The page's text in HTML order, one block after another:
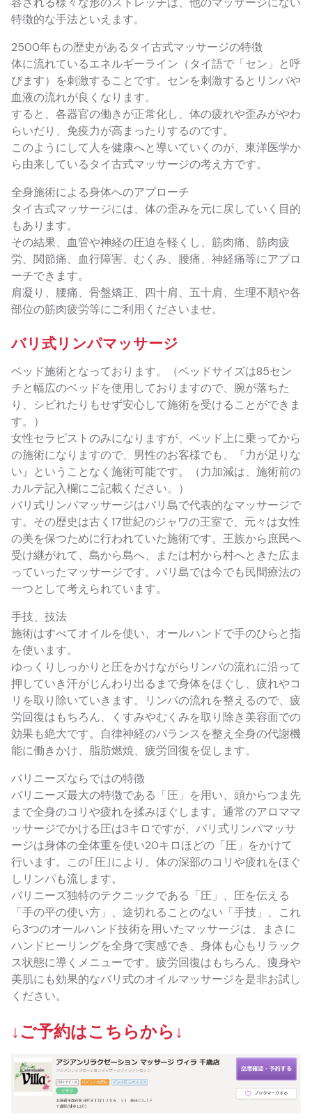
特徴的な手法といえます。
2500年もの歴史があるタイ古式マッサージの特徴
体に流れているエネルギーライン（タイ語で「セン」と呼
びます）を刺激することです。センを刺激するとリンパや
血液の流れが良くなります。
すると、各器官の働きが正常化し、体の疲れや歪みがやわ
らいだり、免疫力が高まったりするのです。
このようにして人を健康へと導いていくのが、東洋医学か
ら由来しているタイ古式マッサージの考え方です。
全身施術による身体へのアプローチ
タイ古式マッサージには、体の歪みを元に戻していく目的
もあります。
その結果、血管や神経の圧迫を軽くし、筋肉痛、筋肉疲
労、関節痛、血行障害、むくみ、腰痛、神経痛等にアプロ
ーチできます。
肩凝り、腰痛、骨盤矯正、四十肩、五十肩、生理不順や各
部位の筋肉疲労等にご利用くださいませ。
バリ式リンパマッサージ
ベッド施術となっております。（ベッドサイズは85セン
チと幅広のベッドを使用しておりますので、腕が落ちた
り、シビれたりもせず安心して施術を受けることができま
す。）
女性セラピストのみになりますが、ベッド上に乗ってから
の施術になりますので、男性のお客様でも、『力が足りな
い』ということなく施術可能です。（力加減は、施術前の
カルテ記入欄にご記載ください。）
バリ式リンパマッサージはバリ島で代表的なマッサージで
す。その歴史は古く17世紀のジャワの王室で、元々は女性
の美を保つために行われていた施術です。王族から庶民へ
受け継がれて、島から島へ、または村から村へときた広ま
っていったマッサージです。バリ島では今でも民間療法の
一つとして考えられています。
手技、技法
施術はすべてオイルを使い、オールハンドで手のひらと指
を使います。
ゆっくりしっかりと圧をかけながらリンパの流れに沿って
押していき汗がじんわり出るまで身体をほぐし、疲れやコ
リを取り除いていきます。リンパの流れを整えるので、疲
労回復はもちろん、くすみやむくみを取り除き美容面での
効果も絶大です。自律神経のバランスを整え全身の代謝機
能に働きかけ、脂肪燃焼、疲労回復を促します。
バリニーズならではの特徴
バリニーズ最大の特徴である「圧」を用い、頭からつま先
まで全身のコリや疲れを揉みほぐします。通常のアロママ
ッサージでかける圧は3キロですが、バリ式リンパマッサ
ージは身体の全体重を使い20キロほどの「圧」をかけて
行います。この｢圧｣により、体の深部のコリや疲れをほぐ
しリンパも流します。
バリニーズ独特のテクニックである「圧」、圧を伝える
「手の平の使い方」、途切れることのない「手技」、これ
ら3つのオールハンド技術を用いたマッサージは、まさに
ハンドヒーリングを全身で実感でき、身体も心もリラック
ス状態に導くメニューです。疲労回復はもちろん、痩身や
美肌にも効果的なバリ式のオイルマッサージを是非お試し
ください。
↓ご予約はこちらから↓